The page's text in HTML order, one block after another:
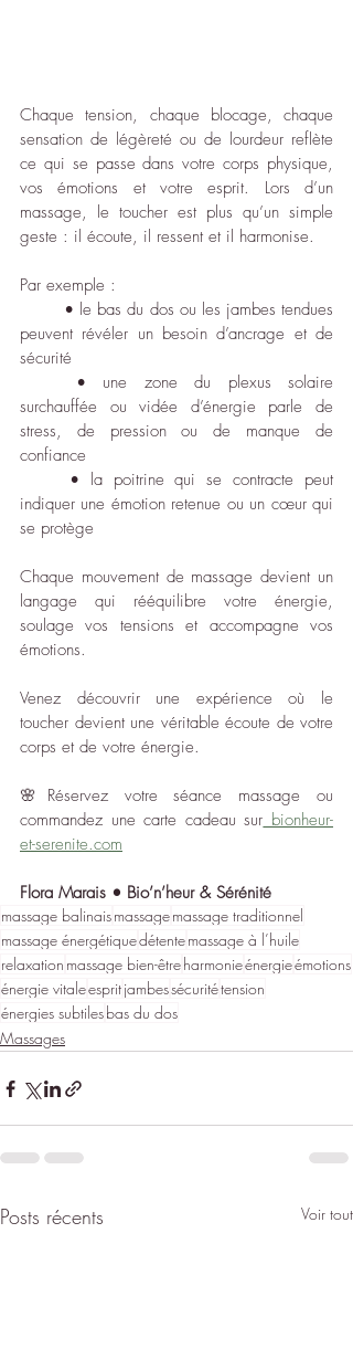
Chaque tension, chaque blocage, chaque
sensation de légèreté ou de lourdeur reflète
ce qui se passe dans votre corps physique,
vos émotions et votre esprit. Lors d’un
massage, le toucher est plus qu’un simple
geste : il écoute, il ressent et il harmonise.
Par exemple :
peuvent révéler un besoin d’ancrage et de
sécurité
surchauffée ou vidée d’énergie parle de
stress, de pression ou de manque de
confiance
indiquer une émotion retenue ou un cœur qui
se protège
Chaque mouvement de massage devient un
langage qui rééquilibre votre énergie,
soulage vos tensions et accompagne vos
émotions.
Venez découvrir une expérience où le
toucher devient une véritable écoute de votre
corps et de votre énergie.
🌸Réservez votre séance massage ou
commandez une carte cadeau sur bionheur-
et-serenite.com
Flora Marais • Bio’n’heur & Sérénité
massage balinaismassagemassage traditionnel
massage énergétiquedétentemassage à l’huile
relaxation massage bien-êtreharmonieénergieémotions
énergie vitaleespritjambessécuritétension
énergies subtilesbas du dos
Massages
Posts récents Voir tout